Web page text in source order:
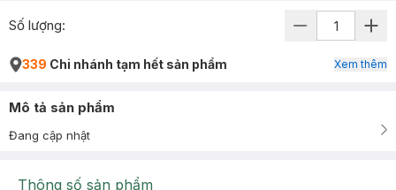
Số lượng:
339 Chi nhánh tạm hết sản phẩm Xem thêm
Mô tả sản phẩm
Đang cập nhật
Thông số sản phẩm